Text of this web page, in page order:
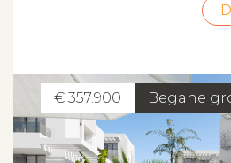
Begane
€ 357.900